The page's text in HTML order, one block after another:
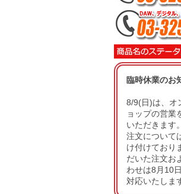
臨時休業のお
8/9(日)は、オ
ョップの営業
いただきます。
注文について
け付けており
だいた注文お
わせは8月10
対応いたしま